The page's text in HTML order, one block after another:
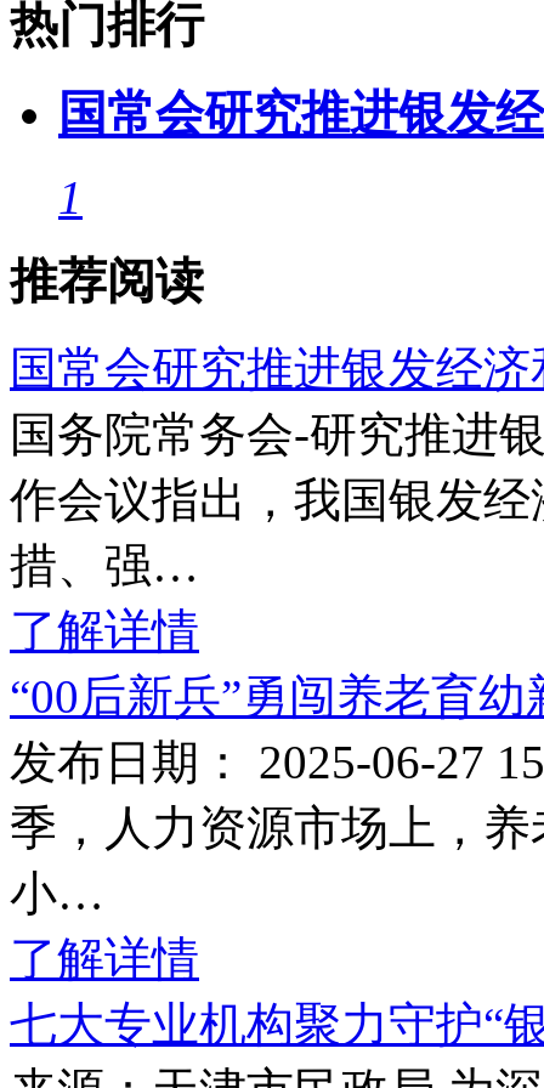
热门排行
国常会研究推进银发
1
推荐阅读
国常会研究推进银发经
国务院常务会-研究推进
作会议指出，我国银发
措、强…
了解详情
“00后新兵”勇闯养老育幼
发布日期： 2025-06-27
季，人力资源市场上，
小…
了解详情
七大专业机构聚力守护“